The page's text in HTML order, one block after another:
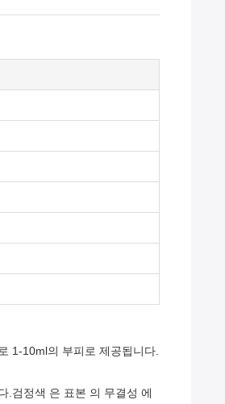
1-10ml의 부피로 제공됩니다.
.검정색 은 표본 의 무결성 에